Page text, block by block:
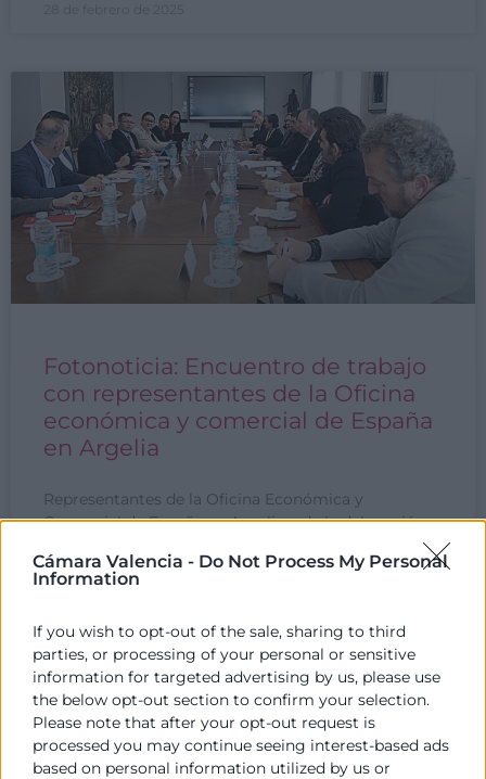
Cámara Valencia - Do Not Process My Personal
Information
If you wish to opt-out of the sale, sharing to third
parties, or processing of your personal or sensitive
information for targeted advertising by us, please use
the below opt-out section to confirm your selection.
Please note that after your opt-out request is
processed you may continue seeing interest-based ads
based on personal information utilized by us or
Fotonoticia: Encuentro de trabajo
con representantes de la Oficina
económica y comercial de España
en Argelia
Representantes de la Oficina Económica y
Comercial de España en Argelia y de la delegación
28 de febrero de 2025